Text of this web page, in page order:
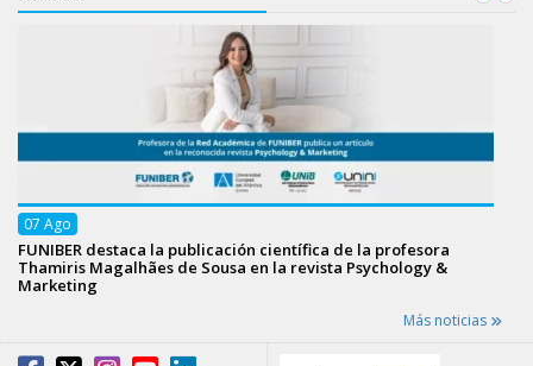
07 Ago
FUNIBER destaca la publicación científica de la profesora
Thamiris Magalhães de Sousa en la revista Psychology &
Marketing
Más noticias